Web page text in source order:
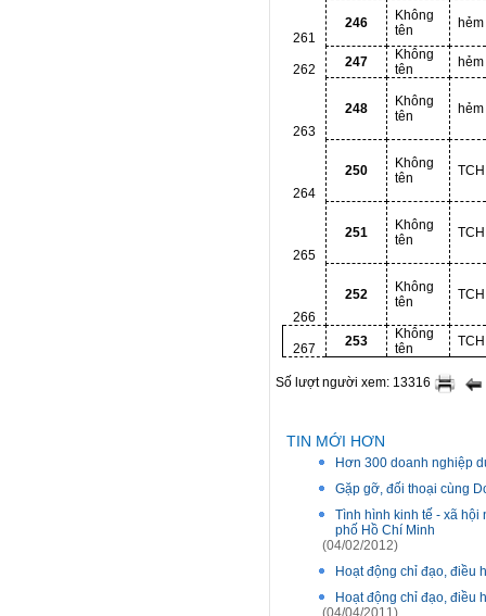
261
246
Không
tên
262 247
Không
tên
263
248
Không
tên
264
250
Không
tên
265
251
Không
tên
266
252
Không
tên
267 253
Không
tên
Số lượt người xem: 13316
TIN MỚI HƠN
Hơn 300 doanh nghiệp
Gặp gỡ, đối thoại cùng
Tình hình kinh tế - xã hội
phố Hồ Chí Minh
(04/02/2012)
Hoạt động chỉ đạo, điều
Hoạt động chỉ đạo, điều
(04/04/2011)